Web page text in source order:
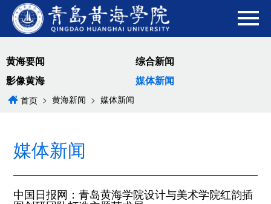
黄海要闻
综合新闻
影像黄海
媒体新闻
首页 > 黄海新闻 > 媒体新闻
媒体新闻
中国日报网：青岛黄海学院设计与美术学院红韵插